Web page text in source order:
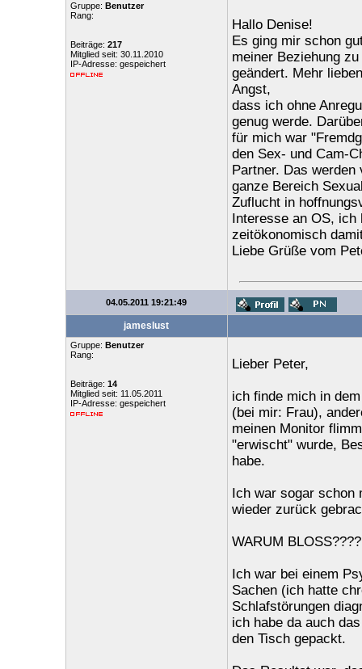
Gruppe: Benutzer
Rang:
Beiträge: 217
Mitglied seit: 30.11.2010
IP-Adresse: gespeichert
Hallo Denise!
Es ging mir schon
meiner Beziehung
geändert. Mehr
Angst,
dass ich ohne
genug werde.
für mich war
den Sex- und Cam-
Partner. Das
ganze Bereich
Zuflucht in
Interesse an OS, ich
zeitökonomisch
Liebe Grüße vom
04.05.2011 19:21:49
jameslust
Gruppe: Benutzer
Rang:
Beiträge: 14
Mitglied seit: 11.05.2011
IP-Adresse: gespeichert
Lieber Peter,
ich finde mich in
(bei mir: Frau),
meinen Monitor
"erwischt" wurde,
habe.
Ich war sogar schon
wieder zurück
WARUM BLOSS????
Ich war bei einem
Sachen (ich hatte
Schlafstörungen
ich habe da auch
den Tisch gepackt.